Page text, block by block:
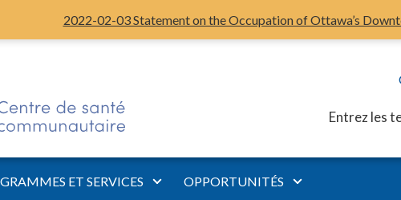
2022-02-03 Statement on the Occupation of Ottawa’s
Entrez les
ET SERVICES OPPORTUNITÉS